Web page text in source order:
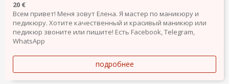
20 €
Всем привет! Меня зовут Елена. Я мастер по маникюру и
педикюру. Хотите качественный и красивый маникюр или
педикюр звоните или пишите! Есть Facebook, Telegram,
WhatsApp
подробнее